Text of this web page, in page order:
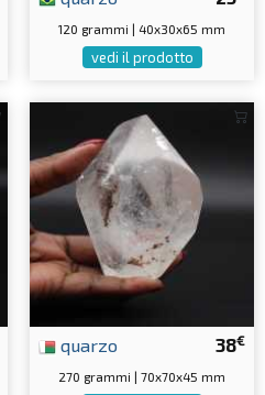
120 grammi | 40x30x65 mm
vedi il prodotto
38€
quarzo
270 grammi | 70x70x45 mm